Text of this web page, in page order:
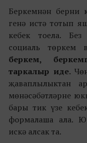
Беркемнән берни
генә истә тотып
кебек тоела.
социаль төркем
беркем,
таркалыр иде.
җаваплылыктан
мөнәсәбәтләрне
бары тик үзе
формалаша ала.
искә алсак та.